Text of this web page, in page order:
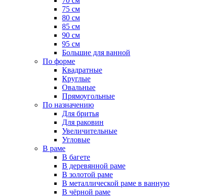
75 см
80 см
85 см
90 см
95 см
Большие для ванной
По форме
Квадратные
Круглые
Овальные
Прямоугольные
По назначению
Для бритья
Для раковин
Увеличительные
Угловые
В раме
В багете
В деревянной раме
В золотой раме
В металлической раме в ванную
В чёрной раме